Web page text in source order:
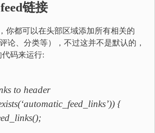
feed链接
你都可以在头部区域添加所有相关的
论、分类等），不过这并不是默认的，
码来运行:
to header
{